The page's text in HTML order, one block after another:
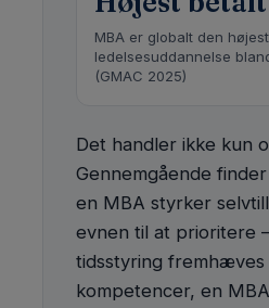
MBA er globalt den
ledelsesuddannelse
(GMAC 2025)
Det handler ikke kun
Gennemgående
en MBA styrker
evnen til at prioritere
tidsstyring fremhæves
kompetencer, en